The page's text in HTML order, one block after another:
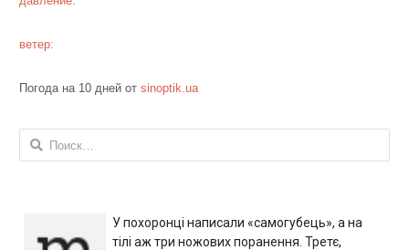
ветер:
Погода на 10 дней от sinoptik.ua
Найти:
У похоронці написали «самогубець», а на
тілі аж три ножових поранення. Третє,